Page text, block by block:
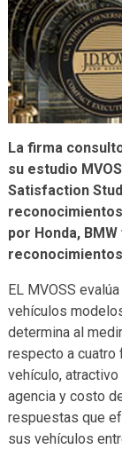
La firma
su estudio
Satisfaction
por Honda,
EL MVOSS
vehículos
determina al
respecto a cuatro
vehículo,
agencia y costo
respuestas que
sus vehículos